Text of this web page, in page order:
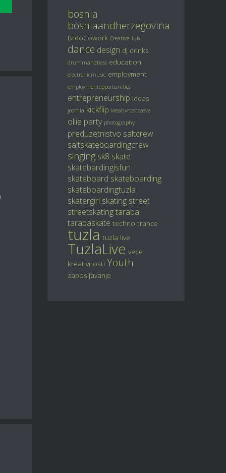
bosnia
bosniaandherzegovina
BrdoCowork CreativeHub
dance design dj drinks
drummandbass education
electronicmusic employment
employmentopportunities
entrepreneurship ideas
joomla kickflip kreativnostzasve
ollie party photography
preduzetnistvo saltcrew
saltskateboardingcrew
singing sk8 skate
skatebardingisfun
skateboard skateboarding
skateboardingtuzla
skatergirl skating street
streetskating taraba
tarabaskate techno trance
tuzla tuzla live
TuzlaLive vece
kreativnosti Youth
zaposljavanje